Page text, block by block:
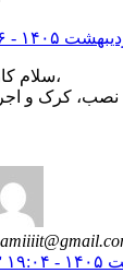
۱۴۰۵ - ۱۵:۴۶
سلام کاربر عزیز،